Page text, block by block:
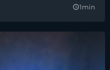
query_builder1min